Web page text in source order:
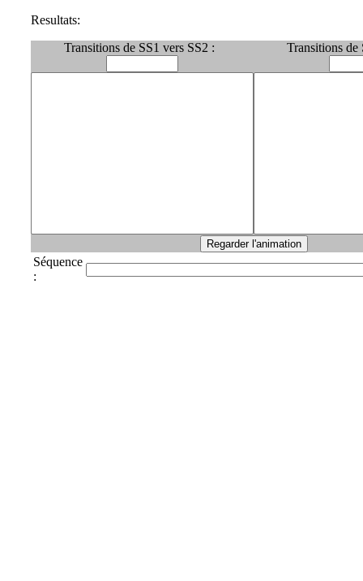
Resultats:
Transitions de SS1 vers SS2 :
Transitions
Séquence
: